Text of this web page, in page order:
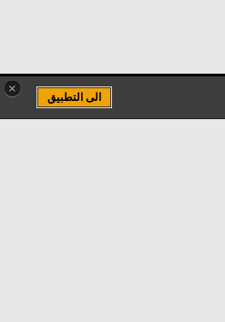
×
الى التطبيق